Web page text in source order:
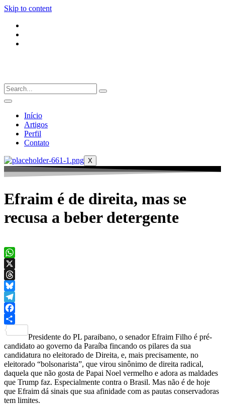
Skip to content
Início
Artigos
Perfil
Contato
X
Efraim é de direita, mas se
recusa a beber detergente
WhatsApp
X
Threads
Bluesky
Telegram
Facebook
Presidente do PL paraibano, o senador Efraim Filho é pré-
candidato ao governo da Paraíba fincando os pilares da sua
candidatura no eleitorado de Direita, e, mais precisamente, no
eleitorado “bolsonarista”, que virou sinônimo de direita radical,
daquela que não gosta de Papai Noel vermelho e adora as maldades
que Trump faz. Especialmente contra o Brasil. Mas não é de hoje
que Efraim dá sinais que sua afinidade com as pautas conservadoras
tem limites.